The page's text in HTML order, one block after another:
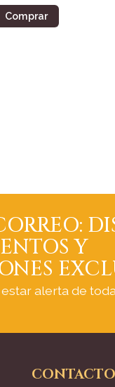
Comprar
Y
alerta de
CONTACTO